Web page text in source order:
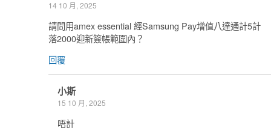
14 10 月, 2025
請問用amex essential 經Samsung Pay增值八達通計5計
落2000迎新簽帳範圍內？
回覆
小斯
15 10 月, 2025
唔計